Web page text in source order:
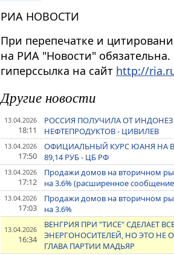
РИА НОВОСТИ
При перепечатке и
на РИА "Новости"
гиперссылка на сайт http://
Другие новости
13.04.2026
18:11
РОССИЯ ПОЛУЧИЛА ОТ
НЕФТЕПРОДУКТОВ - ЦИВИЛЕВ
13.04.2026
17:50
ОФИЦИАЛЬНЫЙ КУРС ЮАНЯ НА
89,14 РУБ - ЦБ РФ
13.04.2026
17:12
Продажи домов на вторичном
на 3.6% (расширенное
13.04.2026
17:03
Продажи домов на вторичном
на 3.6%
13.04.2026
16:34
ВЕНГРИЯ ПРИ "ТИСЕ" СДЕЛАЕТ
ЭНЕРГОНОСИТЕЛЕЙ, НО ЭТО НЕ
ГЛАВА ПАРТИИ МАДЬЯР